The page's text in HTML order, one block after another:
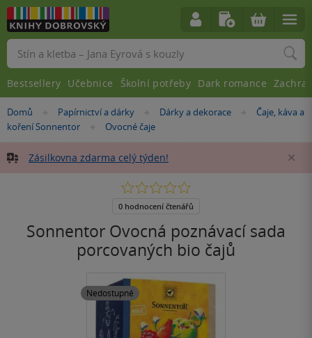
Nacházíte
se
Domů »Papírnictví a dárky »Dárky a dekorace »
Čaje, káva a
koření Sonnentor
»
Ovocné čaje
Zásilkovna zdarma celý týden!
Sonnentor Ovocná poznávací sada
porcovaných bio čajů
Nedostupné
0.0
5
0 hodnocení čtenářů
Vyhledávání
Bestsellery Učebnice Školní potřeby Dark romance